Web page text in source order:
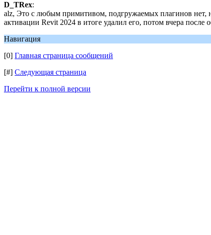
D_TRex:
alz, Это с любым примитивом, подгружаемых плагинов нет,
активации Revit 2024 в итоге удалил его, потом вчера
Навигация
[0] Главная страница сообщений
[#] Следующая страница
Перейти к полной версии